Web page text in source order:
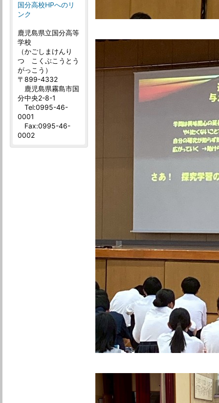
国分高校HPへのリ
ンク
鹿児島県立国分高等
学校
（かごしまけんり
つ こくぶこうとう
がっこう）
〒899-4332
鹿児島県霧島市国
分中央2-8-1
Tel:0995-46-
0001
Fax:0995-46-
0002